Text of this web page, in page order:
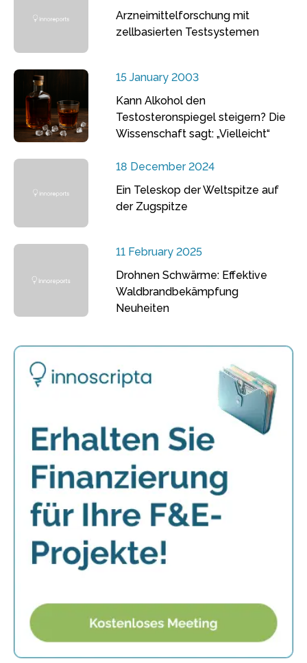
Arzneimittelforschung mit
zellbasierten Testsystemen
15 January 2003
Kann Alkohol den
Testosteronspiegel steigern? Die
Wissenschaft sagt: „Vielleicht“
18 December 2024
Ein Teleskop der Weltspitze auf
der Zugspitze
11 February 2025
Drohnen Schwärme: Effektive
Waldbrandbekämpfung
Neuheiten